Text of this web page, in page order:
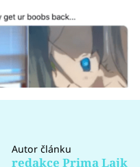
Autor článku
redakce Prima Lajk